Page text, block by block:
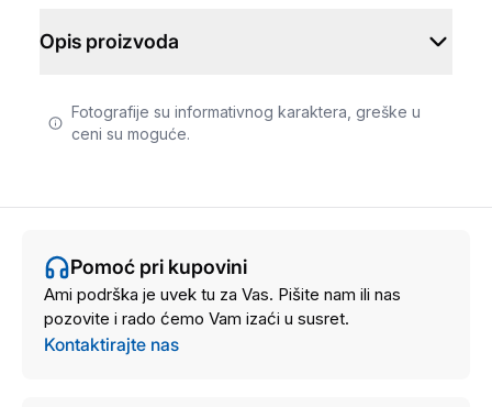
Opis proizvoda
Fotografije su informativnog karaktera, greške u
ceni su moguće.
Pomoć pri kupovini
Ami podrška je uvek tu za Vas. Pišite nam ili nas
pozovite i rado ćemo Vam izaći u susret.
Kontaktirajte nas